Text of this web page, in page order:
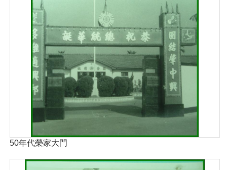
50年代榮家大門